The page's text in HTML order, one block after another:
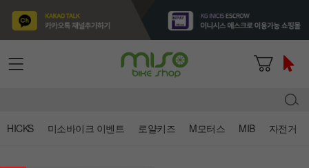
HICKS 미소바이크 이벤트 로얄키즈 M모터스 MIB 자전거